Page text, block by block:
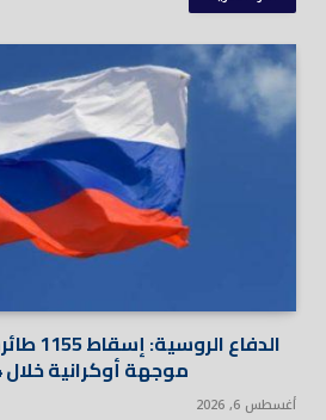
موجهة أوكرانية خلال 24 ساعة
أغسطس 6, 2026